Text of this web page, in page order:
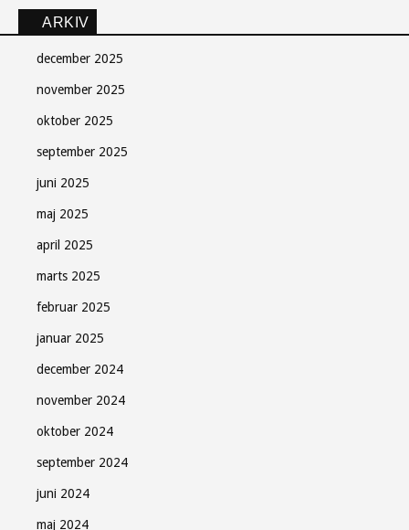
ARKIV
december 2025
november 2025
oktober 2025
september 2025
juni 2025
maj 2025
april 2025
marts 2025
februar 2025
januar 2025
december 2024
november 2024
oktober 2024
september 2024
juni 2024
maj 2024